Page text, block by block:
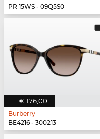
PR 15WS - 09Q5S0
€ 176,00
Burberry
BE4216 - 300213